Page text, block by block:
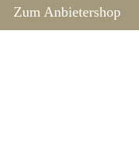
Zum Anbietershop